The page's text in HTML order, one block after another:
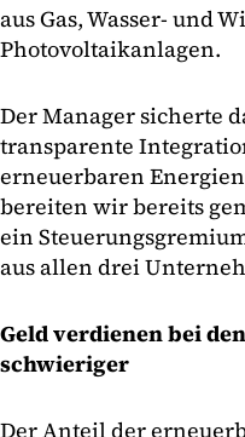
aus Gas, Wasser- und
Photovoltaikanlagen.
Der Manager sicherte
transparente
erneuerbaren
bereiten wir bereits
ein
aus allen drei
Geld verdienen bei
schwieriger
Der Anteil der